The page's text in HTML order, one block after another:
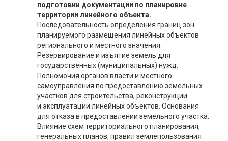
подготовки документации по планировке
территории линейного объекта.
Последовательность определения границ зон
планируемого размещения линейных объектов
регионального и местного значения.
Резервирование и изъятие земель для
государственных (муниципальных) нужд.
Полномочия органов власти и местного
самоуправления по предоставлению земельных
участков для строительства, реконструкции
и эксплуатации линейных объектов. Основания
для отказа в предоставлении земельного участка.
Влияние схем территориального планирования,
генеральных планов, правил землепользования